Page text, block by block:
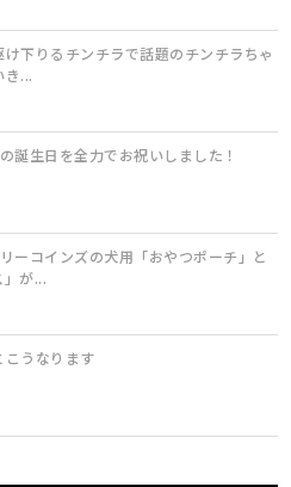
下りるチンチラで話題のチンチラちゃ
き...
誕生日を全力でお祝いしました！
リーコインズの犬用「おやつポーチ」と
」が...
こうなります